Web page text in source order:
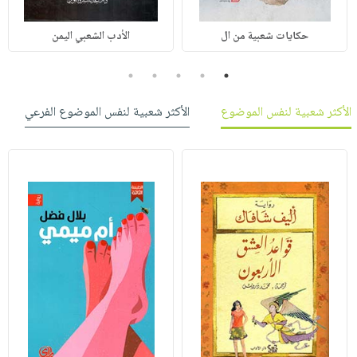
حكايات شعبية من ال الأدب الشعبي اليمن
1
2
3
4
5
الأكثر شعبية لنفس الموضوع
الأكثر شعبية لنفس الموضوع الفرعي